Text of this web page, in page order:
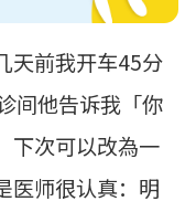
天前我开车45分
间他告诉我「你
下次可以改為一
医师很认真：明